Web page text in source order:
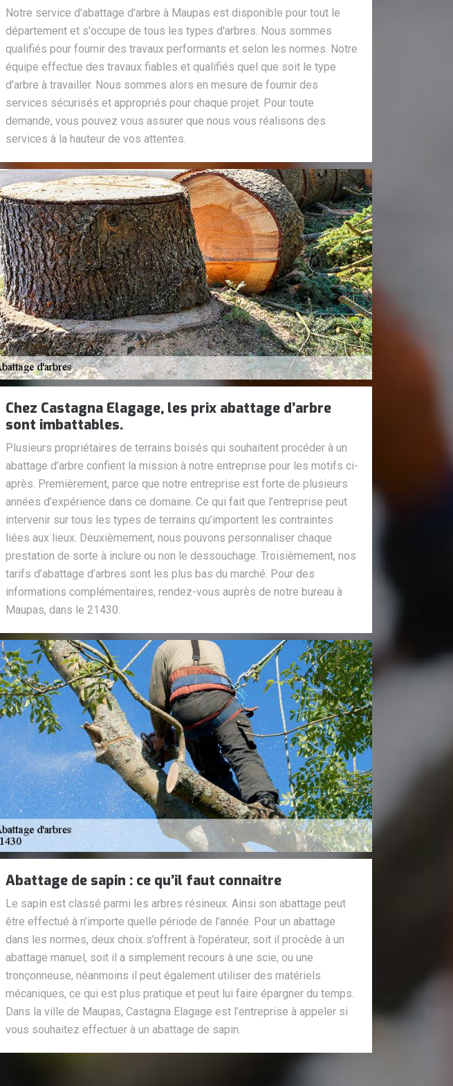
Notre service d'abattage d'arbre à Maupas est disponible pour tout le
département et s'occupe de tous les types d'arbres. Nous sommes
qualifiés pour fournir des travaux performants et selon les normes. Notre
équipe effectue des travaux fiables et qualifiés quel que soit le type
d’arbre à travailler. Nous sommes alors en mesure de fournir des
services sécurisés et appropriés pour chaque projet. Pour toute
demande, vous pouvez vous assurer que nous vous réalisons des
services à la hauteur de vos attentes.
Chez Castagna Elagage, les prix abattage d’arbre
sont imbattables.
Plusieurs propriétaires de terrains boisés qui souhaitent procéder à un
abattage d’arbre confient la mission à notre entreprise pour les motifs ci-
après. Premièrement, parce que notre entreprise est forte de plusieurs
années d’expérience dans ce domaine. Ce qui fait que l’entreprise peut
intervenir sur tous les types de terrains qu’importent les contraintes
liées aux lieux. Deuxièmement, nous pouvons personnaliser chaque
prestation de sorte à inclure ou non le dessouchage. Troisièmement, nos
tarifs d’abattage d’arbres sont les plus bas du marché. Pour des
informations complémentaires, rendez-vous auprès de notre bureau à
Maupas, dans le 21430.
Abattage de sapin : ce qu’il faut connaitre
Le sapin est classé parmi les arbres résineux. Ainsi son abattage peut
être effectué à n’importe quelle période de l’année. Pour un abattage
dans les normes, deux choix s’offrent à l’opérateur, soit il procède à un
abattage manuel, soit il a simplement recours à une scie, ou une
tronçonneuse, néanmoins il peut également utiliser des matériels
mécaniques, ce qui est plus pratique et peut lui faire épargner du temps.
Dans la ville de Maupas, Castagna Elagage est l’entreprise à appeler si
vous souhaitez effectuer à un abattage de sapin.